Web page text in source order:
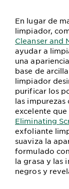
En lugar de
limpiador,
Cleanser and
ayudar a
una
base de
limpiador
purificar los
las
excelente que
Eliminating
exfoliante
suaviza la
formulado
la grasa y las
negros y